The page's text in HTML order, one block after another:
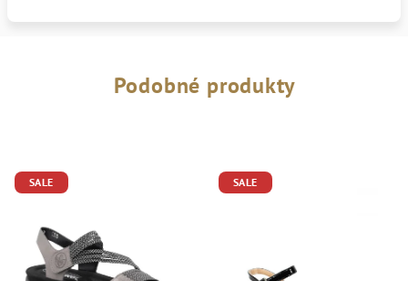
Podobné produkty
SALE SALE